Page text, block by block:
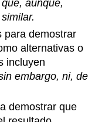
aunque,
para demostrar
alternativas o
incluyen
embargo, ni, de
demostrar que